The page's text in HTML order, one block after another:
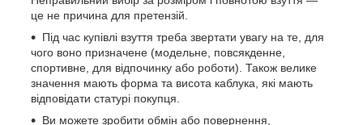
це не причина для претензій.
Під час купівлі взуття треба звертати увагу на те, для
чого воно призначене (модельне, повсякденне,
спортивне, для відпочинку або роботи). Також велике
значення мають форма та висота каблука, які мають
відповідати статурі покупця.
Ви можете зробити обмін або повернення,